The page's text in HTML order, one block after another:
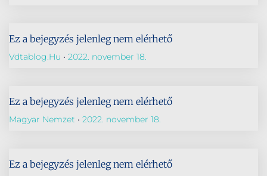
Ez a bejegyzés jelenleg nem elérhető
Vdtablog.hu 2022. november 18.
Ez a bejegyzés jelenleg nem elérhető
Magyar Nemzet 2022. november 18.
Ez a bejegyzés jelenleg nem elérhető